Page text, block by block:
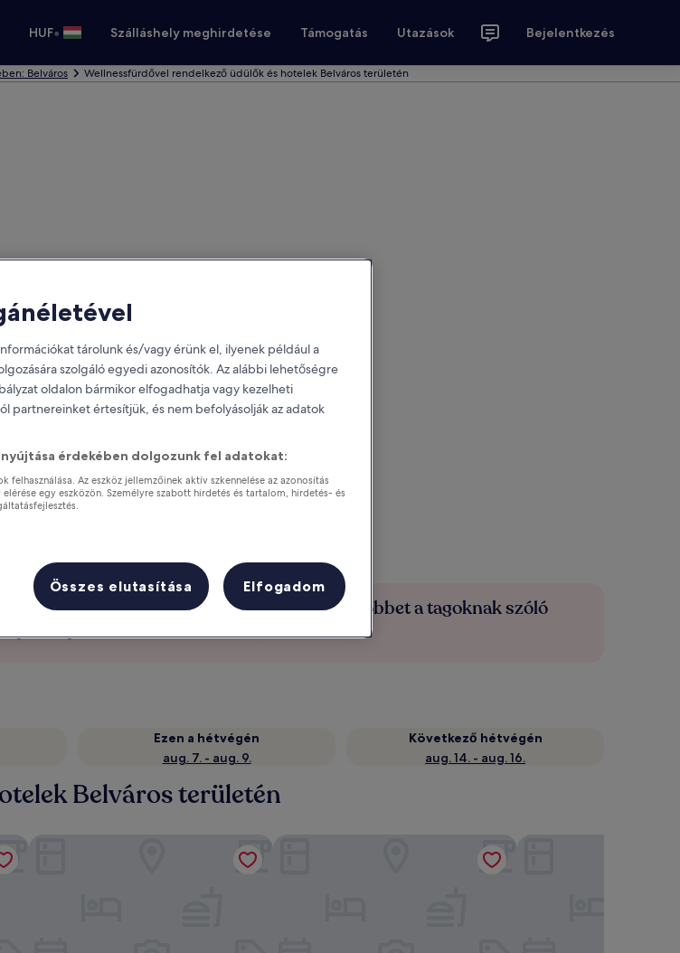
HUF• Szálláshely meghirdetése Támogatás Utazások Bejelentkezés
Belváros Wellnessfürdővel rendelkező üdülők és hotelek Belváros területén
jutalmakat tartózkodásod
Spórolj többet a tagoknak szóló
Ezen a hétvégén
aug. 7. - aug. 9.
Következő hétvégén
aug. 14. - aug. 16.
Belváros területén
Kempinski Hotel Corvinus Budapest
tárolunk és/vagy érünk el, ilyenek például a
szolgáló egyedi azonosítók. Az alábbi lehetőségre
oldalon bármikor elfogadhatja vagy kezelheti
partnereinket értesítjük, és nem befolyásolják az adatok
érdekében dolgozunk fel adatokat:
felhasználása. Az eszköz jellemzőinek aktív szkennelése az azonosítás
egy eszközön. Személyre szabott hirdetés és tartalom, hirdetés- és
Összes elutasítása Elfogadom